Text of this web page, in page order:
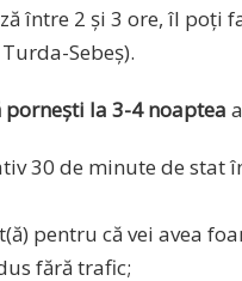
între 2 și 3 ore, îl poți
Sebeș).
pornești la 3-4 noaptea
30 de minute de stat
pentru că vei avea
fără trafic;